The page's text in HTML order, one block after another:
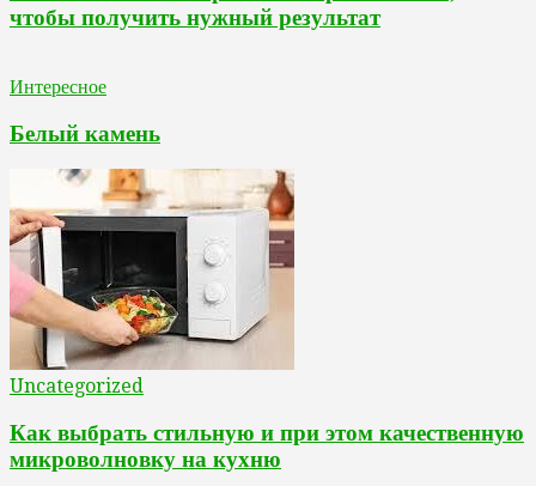
чтобы получить нужный результат
Интересное
Белый камень
Uncategorized
Как выбрать стильную и при этом качественную
микроволновку на кухню